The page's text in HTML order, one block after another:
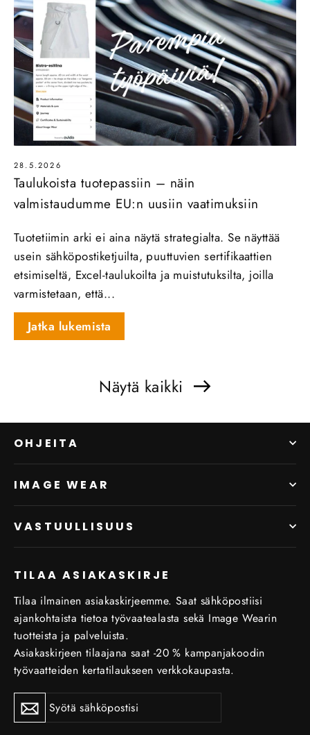
28.5.2026
Taulukoista tuotepassiin – näin
valmistaudumme EU:n uusiin vaatimuksiin
Tuotetiimin arki ei aina näytä strategialta. Se näyttää
usein sähköpostiketjuilta, puuttuvien sertifikaattien
etsimiseltä, Excel-taulukoilta ja muistutuksilta, joilla
varmistetaan, että...
Jatka lukemista
Näytä kaikki
OHJEITA
IMAGE WEAR
VASTUULLISUUS
TILAA ASIAKASKIRJE
Tilaa ilmainen asiakaskirjeemme. Saat sähköpostiisi
ajankohtaista tietoa työvaatealasta sekä Image Wearin
tuotteista ja palveluista.
Asiakaskirjeen tilaajana saat -20 % kampanjakoodin
työvaatteiden kertatilaukseen verkkokaupasta.
Tilaa
uutiskirje
Tilaa
uutiskirje